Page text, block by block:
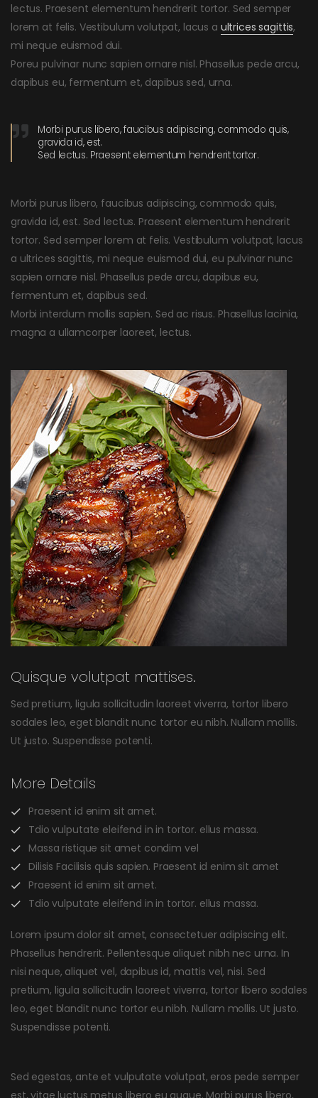
lectus. Praesent elementum hendrerit tortor. Sed semper
lorem at felis. Vestibulum volutpat, lacus a ultrices sagittis,
mi neque euismod dui.
Poreu pulvinar nunc sapien ornare nisl. Phasellus pede arcu,
dapibus eu, fermentum et, dapibus sed, urna.
Morbi purus libero, faucibus adipiscing, commodo quis,
gravida id, est.
Sed lectus. Praesent elementum hendrerit tortor.
Morbi purus libero, faucibus adipiscing, commodo quis,
gravida id, est. Sed lectus. Praesent elementum hendrerit
tortor. Sed semper lorem at felis. Vestibulum volutpat, lacus
a ultrices sagittis, mi neque euismod dui, eu pulvinar nunc
sapien ornare nisl. Phasellus pede arcu, dapibus eu,
fermentum et, dapibus sed.
Morbi interdum mollis sapien. Sed ac risus. Phasellus lacinia,
magna a ullamcorper laoreet, lectus.
Quisque volutpat mattises.
Sed pretium, ligula sollicitudin laoreet viverra, tortor libero
sodales leo, eget blandit nunc tortor eu nibh. Nullam mollis.
Ut justo. Suspendisse potenti.
More Details
Praesent id enim sit amet.
Tdio vulputate eleifend in in tortor. ellus massa.
Massa ristique sit amet condim vel
Dilisis Facilisis quis sapien. Praesent id enim sit amet
Praesent id enim sit amet.
Tdio vulputate eleifend in in tortor. ellus massa.
Lorem ipsum dolor sit amet, consectetuer adipiscing elit.
Phasellus hendrerit. Pellentesque aliquet nibh nec urna. In
nisi neque, aliquet vel, dapibus id, mattis vel, nisi. Sed
pretium, ligula sollicitudin laoreet viverra, tortor libero sodales
leo, eget blandit nunc tortor eu nibh. Nullam mollis. Ut justo.
Suspendisse potenti.
Sed egestas, ante et vulputate volutpat, eros pede semper